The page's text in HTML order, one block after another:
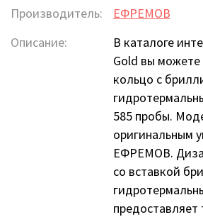
Производитель:
ЕФРЕМОВ
Описание:
В каталоге
Gold вы
кольцо с
585 пробы.
оригинальным
ЕФРЕМОВ.
со вставкой
предоставляет